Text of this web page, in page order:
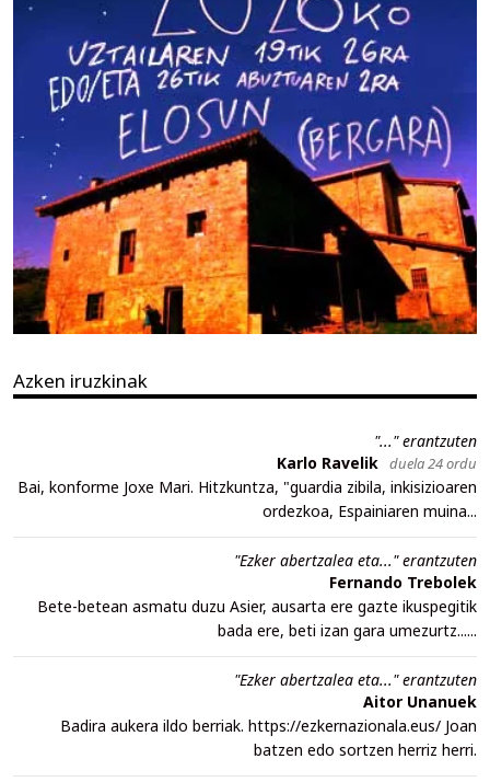
Azken iruzkinak
"..." erantzuten
Karlo Ravelik duela 24 ordu
Bai, konforme Joxe Mari. Hitzkuntza, "guardia zibila, inkisizioaren
ordezkoa, Espainiaren muina...
"Ezker abertzalea eta..." erantzuten
Fernando Trebolek
Bete-betean asmatu duzu Asier, ausarta ere gazte ikuspegitik
bada ere, beti izan gara umezurtz......
"Ezker abertzalea eta..." erantzuten
Aitor Unanuek
Badira aukera ildo berriak. https://ezkernazionala.eus/ Joan
batzen edo sortzen herriz herri.